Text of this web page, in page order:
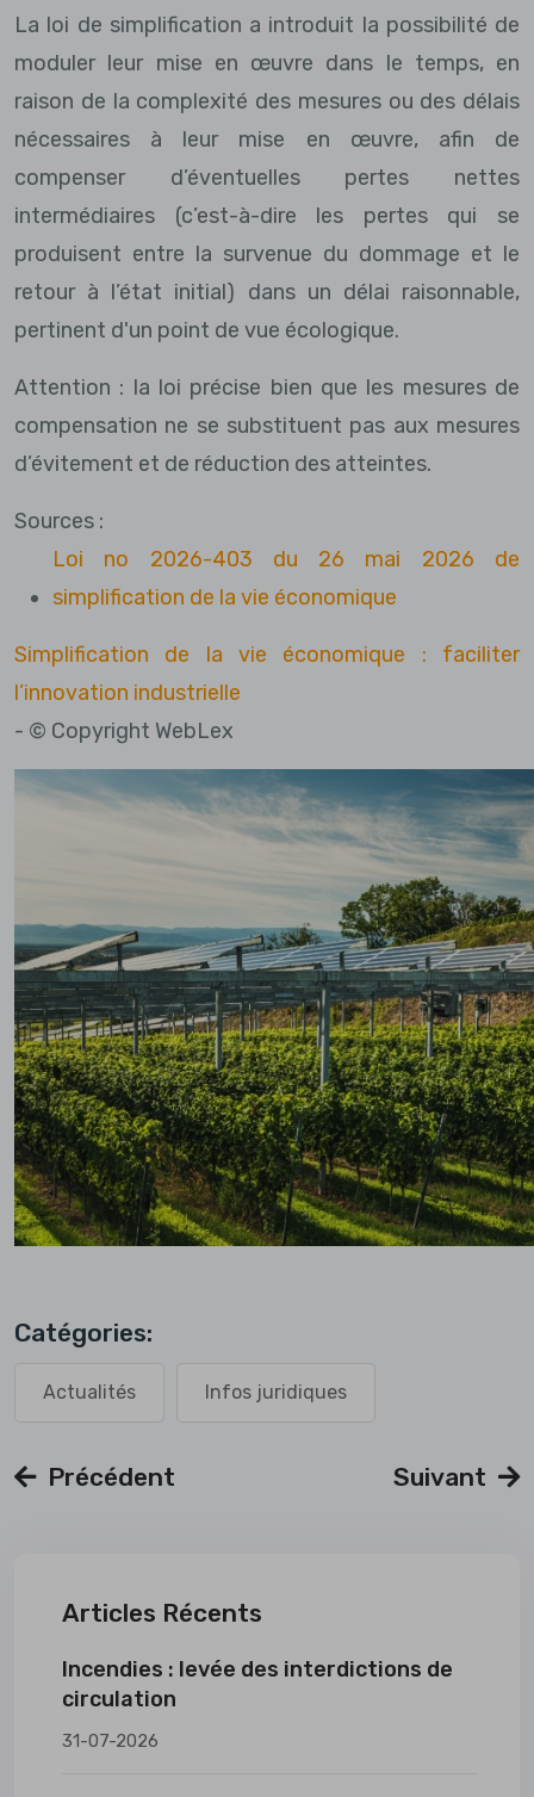
La loi de simplification a introduit la possibilité de
moduler leur mise en œuvre dans le temps, en
raison de la complexité des mesures ou des délais
nécessaires à leur mise en œuvre, afin de
compenser d’éventuelles pertes nettes
intermédiaires (c’est-à-dire les pertes qui se
produisent entre la survenue du dommage et le
retour à l’état initial) dans un délai raisonnable,
pertinent d'un point de vue écologique.
Attention : la loi précise bien que les mesures de
compensation ne se substituent pas aux mesures
d’évitement et de réduction des atteintes.
Sources :
Loi no 2026-403 du 26 mai 2026 de
simplification de la vie économique
Simplification de la vie économique : faciliter
l’innovation industrielle
- © Copyright WebLex
Catégories:
Actualités Infos juridiques
Précédent Suivant
Articles Récents
Incendies : levée des interdictions de
circulation
31-07-2026